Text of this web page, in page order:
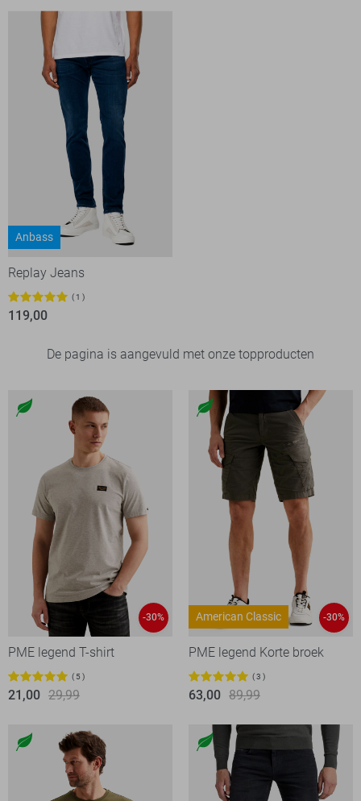
Anbass
Replay Jeans
1
119,00
De pagina is aangevuld met onze topproducten
-30%
PME legend T-shirt
5
21,00 29,99
American Classic -30%
PME legend Korte broek
3
63,00 89,99